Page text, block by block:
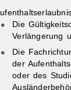
Die
Verlängerung
Die
der
oder des